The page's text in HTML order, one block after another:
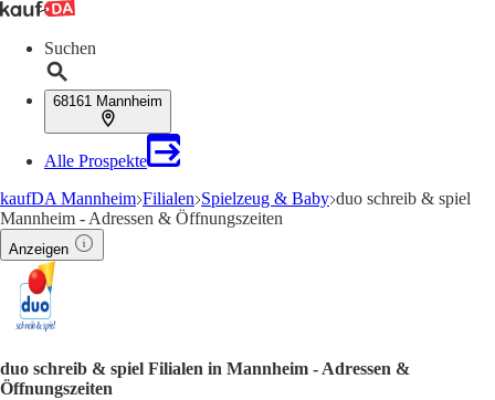
Suchen
68161 Mannheim
Alle Prospekte
kaufDA Mannheim Filialen Spielzeug & Baby duo schreib & spiel
Mannheim - Adressen & Öffnungszeiten
Anzeigen
duo schreib & spiel Filialen in Mannheim - Adressen &
Öffnungszeiten